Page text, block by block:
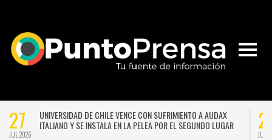
27
JUL 2026
UNIVERSIDAD DE CHILE VENCE CON SUFRIMIENTO A AUDAX
ITALIANO Y SE INSTALA EN LA PELEA POR EL SEGUNDO LUGAR
JUL